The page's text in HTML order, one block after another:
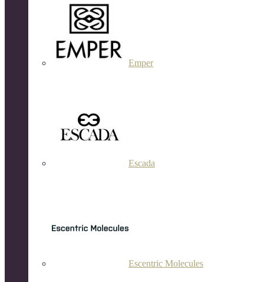
Emper
Escada
Escentric Molecules